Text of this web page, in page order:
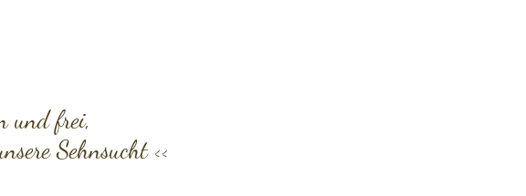
und frei,
Sehnsucht <<